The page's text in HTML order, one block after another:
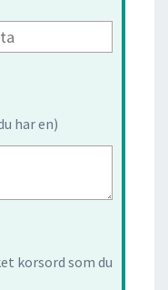
har en)
korsord som du